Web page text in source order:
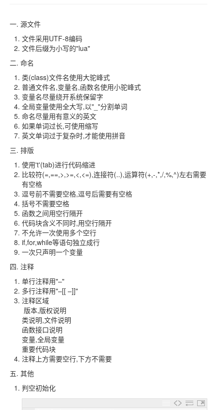
一. 源文件
文件采用UTF-8编码
文件后缀为小写的"lua"
二. 命名
类(class)文件名使用大驼峰式
普通文件名,变量名,函数名使用小驼峰式
变量名尽量绕开系统保留字
全局变量使用全大写,以"_"分割单词
命名尽量用有意义的英文
如果单词过长,可使用缩写
英文单词过于复杂时,才能使用拼音
三. 排版
使用't'(tab)进行代码缩进
比较符(=,==,>,>=,<,<=),连接符(..),运算符(+,-,*,/,%,^)左右需要
有空格
逗号前不需要空格,逗号后需要有空格
括号不需要空格
函数之间用空行隔开
代码块含义不同时,用空行隔开
不允许一次使用多个空行
if,for,while等语句独立成行
一次只声明一个变量
四. 注释
单行注释用"–"
多行注释用"–[[ –]]"
注释区域
版本,版权说明
类说明,文件说明
函数接口说明
变量,全局变量
重要代码块
注释上方需要空行,下方不需要
五. 其他
判空初始化